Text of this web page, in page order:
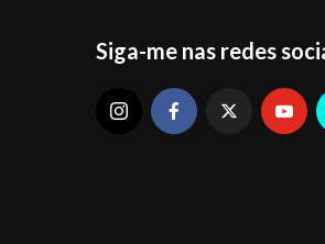
Siga-me nas redes